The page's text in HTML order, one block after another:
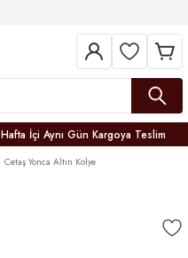
İçi Aynı Gün Kargoya Teslim
Cetaş Yonca Altın Kolye